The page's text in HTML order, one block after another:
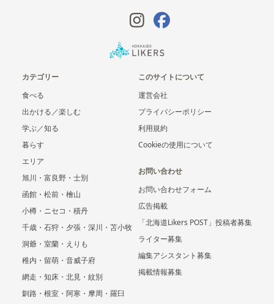
カテゴリー
食べる
出かける／楽しむ
学ぶ／知る
暮らす
エリア
旭川・富良野・士別
函館・松前・檜山
小樽・ニセコ・積丹
千歳・石狩・夕張・深川・苫小牧
洞爺・室蘭・えりも
稚内・留萌・音威子府
網走・知床・北見・紋別
釧路・根室・阿寒・摩周・羅臼
このサイトについて
運営会社
プライバシーポリシー
利用規約
Cookieの使用について
お問い合わせ
お問い合わせフォーム
広告掲載
「北海道Likers POST」投稿者募集
ライター募集
編集アシスタント募集
掲載情報募集